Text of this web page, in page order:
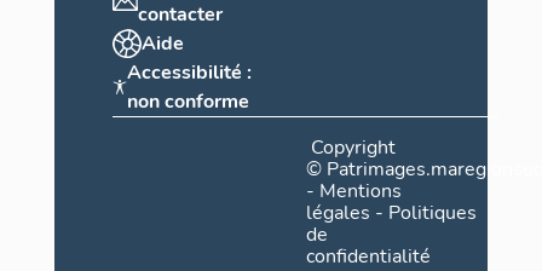
contacter
Aide
Accessibilité :
non conforme
Copyright
©
- Mentions
légales - Politiques
de
confidentialité